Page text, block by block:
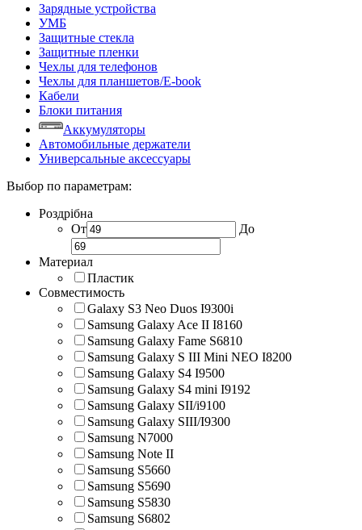
Зарядные устройства
УМБ
Защитные стекла
Защитные пленки
Чехлы для телефонов
Чехлы для планшетов/E-book
Кабели
Блоки питания
Аккумуляторы
Автомобильные держатели
Универсальные аксессуары
Выбор по параметрам:
Роздрібна
От
До
Материал
Пластик
Совместимость
Galaxy S3 Neo Duos I9300i
Samsung Galaxy Ace II I8160
Samsung Galaxy Fame S6810
Samsung Galaxy S III Mini NEO I8200
Samsung Galaxy S4 I9500
Samsung Galaxy S4 mini I9192
Samsung Galaxy SII/i9100
Samsung Galaxy SIII/I9300
Samsung N7000
Samsung Note II
Samsung S5660
Samsung S5690
Samsung S5830
Samsung S6802